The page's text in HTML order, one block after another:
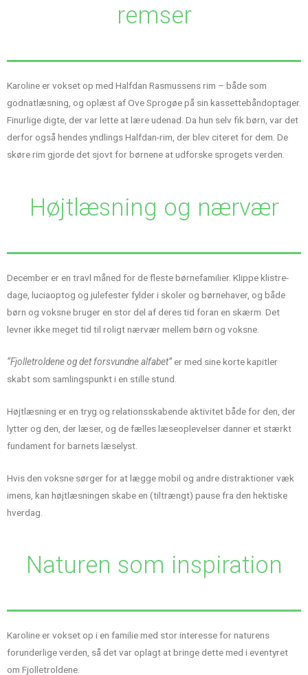
remser
Karoline er vokset op med Halfdan Rasmussens rim – både som
godnatlæsning, og oplæst af Ove Sprogøe på sin kassettebåndoptager.
Finurlige digte, der var lette at lære udenad. Da hun selv fik børn, var det
derfor også hendes yndlings Halfdan-rim, der blev citeret for dem. De
skøre rim gjorde det sjovt for børnene at udforske sprogets verden.
Højtlæsning og nærvær
December er en travl måned for de fleste børnefamilier. Klippe klistre-
dage, luciaoptog og julefester fylder i skoler og børnehaver, og både
børn og voksne bruger en stor del af deres tid foran en skærm. Det
levner ikke meget tid til roligt nærvær mellem børn og voksne.
“Fjolletroldene og det forsvundne alfabet”er med sine korte kapitler
skabt som samlingspunkt i en stille stund.
Højtlæsning er en tryg og relationsskabende aktivitet både for den, der
lytter og den, der læser, og de fælles læseoplevelser danner et stærkt
fundament for barnets læselyst.
Hvis den voksne sørger for at lægge mobil og andre distraktioner væk
imens, kan højtlæsningen skabe en (tiltrængt) pause fra den hektiske
hverdag.
Naturen som inspiration
Karoline er vokset op i en familie med stor interesse for naturens
forunderlige verden, så det var oplagt at bringe dette med i eventyret
om Fjolletroldene.